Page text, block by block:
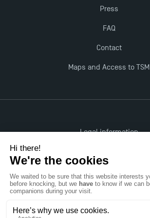
Press
FAQ
Contact
Maps and Access to TSM
Legal information
All rights reserved